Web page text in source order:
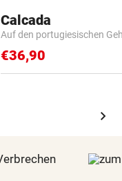
Calcada
Auf den portugiesischen
€36,90
chevron_right